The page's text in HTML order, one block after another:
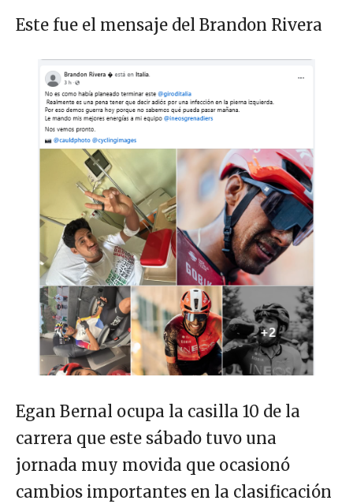
Este fue el mensaje del Brandon Rivera
Egan Bernal ocupa la casilla 10 de la
carrera que este sábado tuvo una
jornada muy movida que ocasionó
cambios importantes en la clasificación